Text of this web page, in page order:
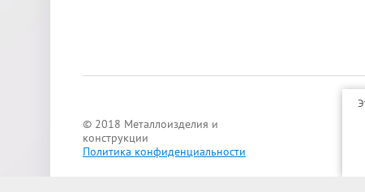
© 2018 Металлоизделия и
конструкции
Политика конфиденциальности